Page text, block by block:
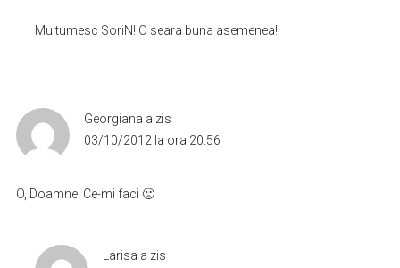
Multumesc SoriN! O seara buna asemenea!
Georgiana a zis
03/10/2012 la ora 20:56
O, Doamne! Ce-mi faci 🙁
Larisa a zis